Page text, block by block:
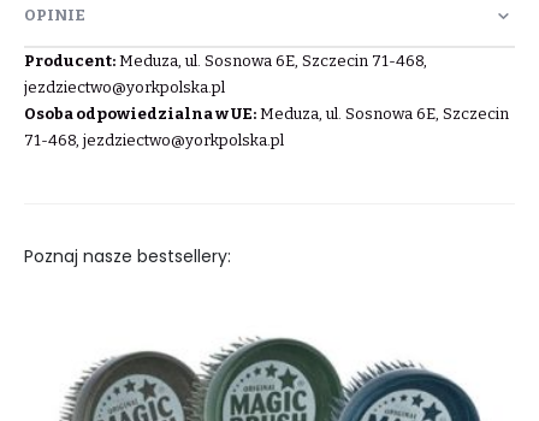
OPINIE
Producent: Meduza, ul. Sosnowa 6E, Szczecin 71-468,
jezdziectwo@yorkpolska.pl
Osoba odpowiedzialna w UE: Meduza, ul. Sosnowa 6E, Szczecin
71-468, jezdziectwo@yorkpolska.pl
Poznaj nasze bestsellery: